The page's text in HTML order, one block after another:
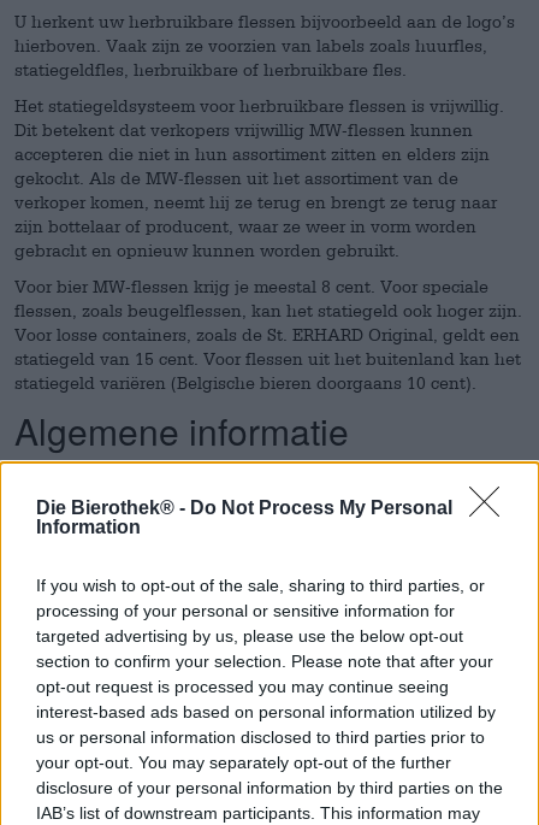
Die Bierothek® - Do Not Process My Personal
Information
If you wish to opt-out of the sale, sharing to third parties, or
processing of your personal or sensitive information for
targeted advertising by us, please use the below opt-out
section to confirm your selection. Please note that after your
opt-out request is processed you may continue seeing
interest-based ads based on personal information utilized by
us or personal information disclosed to third parties prior to
your opt-out. You may separately opt-out of the further
disclosure of your personal information by third parties on the
IAB’s list of downstream participants. This information may
U herkent uw herbruikbare flessen bijvoorbeeld aan de logo’s
hierboven. Vaak zijn ze voorzien van labels zoals huurfles,
statiegeldfles, herbruikbare of herbruikbare fles.
Het statiegeldsysteem voor herbruikbare flessen is vrijwillig.
Dit betekent dat verkopers vrijwillig MW-flessen kunnen
accepteren die niet in hun assortiment zitten en elders zijn
gekocht. Als de MW-flessen uit het assortiment van de
verkoper komen, neemt hij ze terug en brengt ze terug naar
zijn bottelaar of producent, waar ze weer in vorm worden
gebracht en opnieuw kunnen worden gebruikt.
Voor bier MW-flessen krijg je meestal 8 cent. Voor speciale
flessen, zoals beugelflessen, kan het statiegeld ook hoger zijn.
Voor losse containers, zoals de St. ERHARD Original, geldt een
statiegeld van 15 cent. Voor flessen uit het buitenland kan het
statiegeld variëren (Belgische bieren doorgaans 10 cent).
Algemene informatie
of de VS, hebben ook een wegwerp- of herbruikbaar logo. U
krijgt dus zeker uw borg van ons terug. De statiegeldtarieven
echter variëren.
GEVAAR!!! Als uit de fles niet meer blijkt dat het om een
statiegeldfles gaat (het etiket is bijvoorbeeld afgescheurd),
mag de verkoper de fles niet terugnemen en krijgt u mogelijk
uw statiegeld niet terug. Als dat zo is, dan heb je geluk, want
hij doet dit alleen uit goede wil.